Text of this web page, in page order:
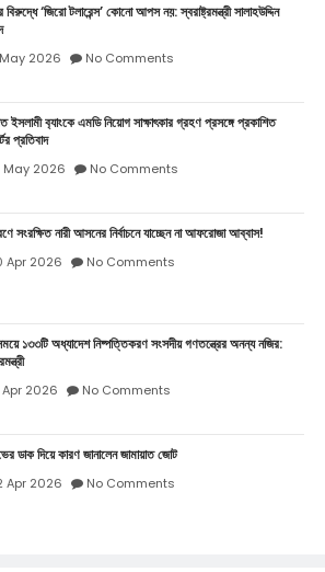
বিরুদ্ধে ‘জিরো টলারেন্স’ কোনো আপস নয়: স্বরাষ্ট্রমন্ত্রী সালাহউদ্দিন
May 2026 No Comments
ইসলামী ব‍্যাংকে এমডি নিয়োগ সাক্ষাৎকার গ্রহণ প্রসঙ্গে প্রকাশিত
প্রতিবাদ
May 2026 No Comments
সংরক্ষিত নারী আসনের নির্বাচনে যাচ্ছেন না আফরোজা আব্বাস!
Apr 2026 No Comments
১৩৩টি অধ্যাদেশ নিষ্পত্তিকরণ সংসদীয় গণতন্ত্রের অনন্য নজির:
Apr 2026 No Comments
ডাক দিয়ে কারণ জানালেন জামায়াত জোট
Apr 2026 No Comments